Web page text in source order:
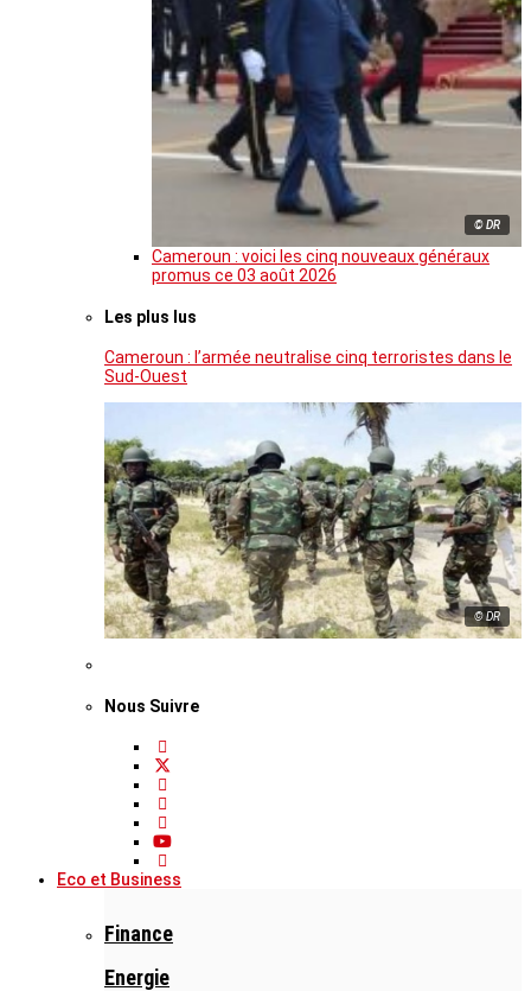
© DR
Cameroun : voici les cinq nouveaux généraux
promus ce 03 août 2026
Les plus lus
Cameroun : l’armée neutralise cinq terroristes dans le
Sud-Ouest
© DR
Nous Suivre
Eco et Business
Finance
Energie